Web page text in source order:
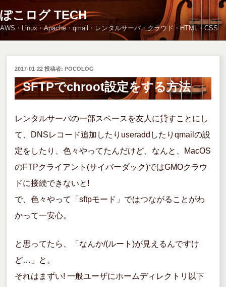
ン
テ
ン
ツ
ぽこログ TECH
AWS・Linux・Apache・qmail・レンタルサーバ・クラウド・HTML・CSS
投
稿
日:
2017-01-22 投稿者: POCOLOG
SFTPでchroot設定をする方法
レンタルサーバの一部スペースを友人に貸すことにし
て、DNSレコード追加したりuseraddしたりqmailの設
定をしたり、色々やってたんだけど、なんと、MacOS
のFTPクライアント(サイバーダック)ではGMOクラウ
ドに接続できないと!
で、色々やって「sftpモード」ではつながることがわ
かって一安心。
と思ってたら、「なんか/(ルート)が見えるんですけ
ど…」と。
それはまずい! 一般ユーザにホームディレクトリ以下